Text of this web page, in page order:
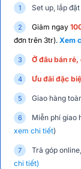
Set up, lắp
Giảm ngay
đơn trên 3tr). Xem
Ở đâu bán
Ưu đãi đặc
Giao hàng
Miễn phí giao
xem chi tiết)
Trả góp
chi tiết)